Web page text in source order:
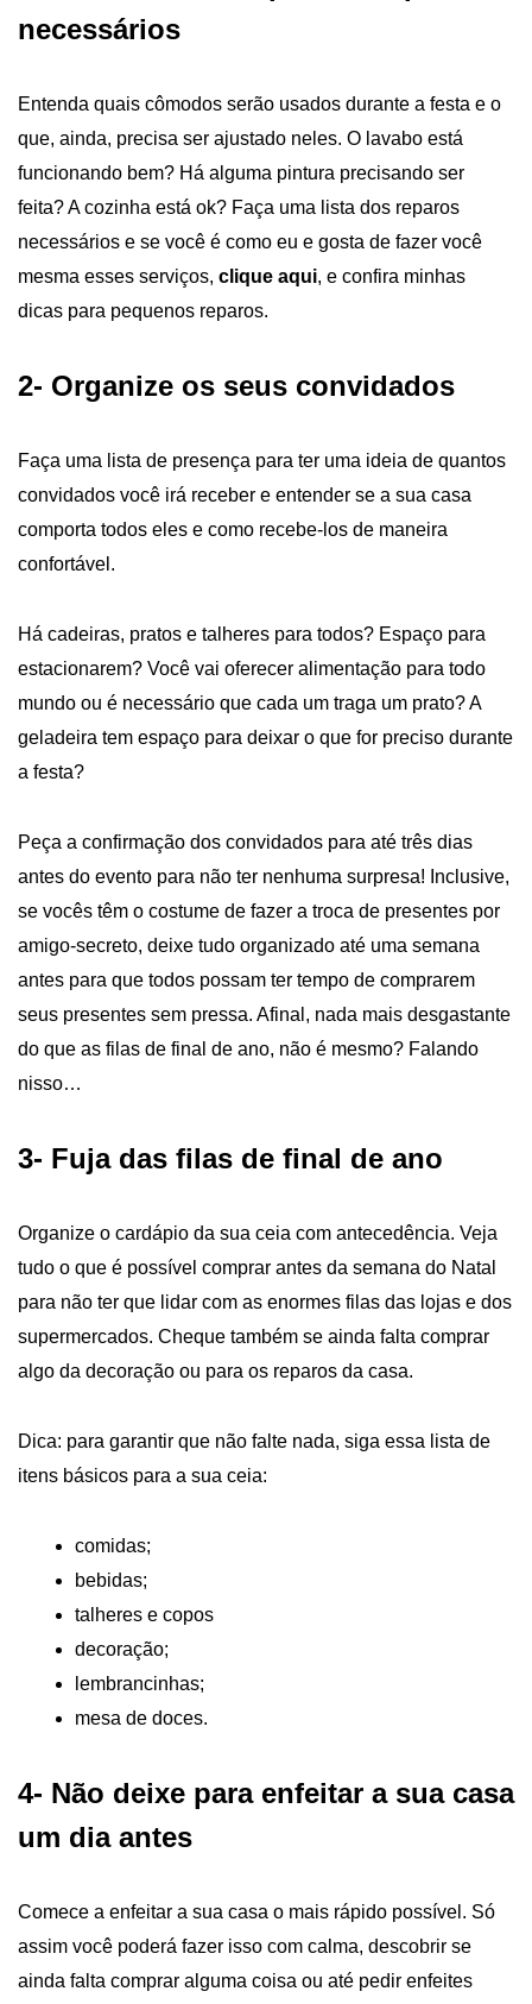
necessários
Entenda quais cômodos serão usados durante a festa e o
que, ainda, precisa ser ajustado neles. O lavabo está
funcionando bem? Há alguma pintura precisando ser
feita? A cozinha está ok? Faça uma lista dos reparos
necessários e se você é como eu e gosta de fazer você
mesma esses serviços, clique aqui, e confira minhas
dicas para pequenos reparos.
2- Organize os seus convidados
Faça uma lista de presença para ter uma ideia de quantos
convidados você irá receber e entender se a sua casa
comporta todos eles e como recebe-los de maneira
confortável.
Há cadeiras, pratos e talheres para todos? Espaço para
estacionarem? Você vai oferecer alimentação para todo
mundo ou é necessário que cada um traga um prato? A
geladeira tem espaço para deixar o que for preciso durante
a festa?
Peça a confirmação dos convidados para até três dias
antes do evento para não ter nenhuma surpresa! Inclusive,
se vocês têm o costume de fazer a troca de presentes por
amigo-secreto, deixe tudo organizado até uma semana
antes para que todos possam ter tempo de comprarem
seus presentes sem pressa. Afinal, nada mais desgastante
do que as filas de final de ano, não é mesmo? Falando
nisso…
3- Fuja das filas de final de ano
Organize o cardápio da sua ceia com antecedência. Veja
tudo o que é possível comprar antes da semana do Natal
para não ter que lidar com as enormes filas das lojas e dos
supermercados. Cheque também se ainda falta comprar
algo da decoração ou para os reparos da casa.
Dica: para garantir que não falte nada, siga essa lista de
itens básicos para a sua ceia:
comidas;
bebidas;
talheres e copos
decoração;
lembrancinhas;
mesa de doces.
4- Não deixe para enfeitar a sua casa
um dia antes
Comece a enfeitar a sua casa o mais rápido possível. Só
assim você poderá fazer isso com calma, descobrir se
ainda falta comprar alguma coisa ou até pedir enfeites